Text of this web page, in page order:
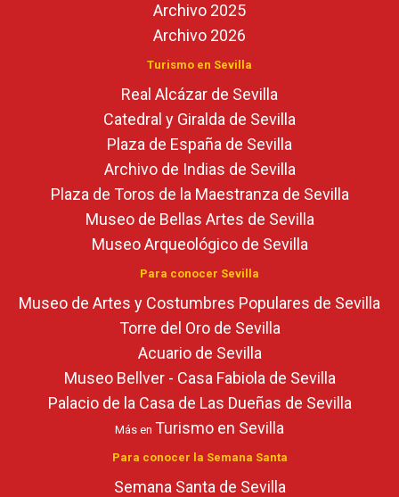
Archivo 2025
Archivo 2026
Turismo en Sevilla
Real Alcázar de Sevilla
Catedral y Giralda de Sevilla
Plaza de España de Sevilla
Archivo de Indias de Sevilla
Plaza de Toros de la Maestranza de Sevilla
Museo de Bellas Artes de Sevilla
Museo Arqueológico de Sevilla
Para conocer Sevilla
Museo de Artes y Costumbres Populares de Sevilla
Torre del Oro de Sevilla
Acuario de Sevilla
Museo Bellver - Casa Fabiola de Sevilla
Palacio de la Casa de Las Dueñas de Sevilla
Más en Turismo en Sevilla
Para conocer la Semana Santa
Semana Santa de Sevilla